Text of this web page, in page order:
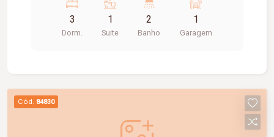
planejados e bancada, área de serviço, 03
quartos, sendo 02 com armários planejados e 01
suíte. Possui ainda 01 banheiro social com box
praticidade e uma ótima localização. Agende uma
visita e venha conhecer!
3
Dorm.
1
Suite
2
Banho
1
Garagem
Cód. 84830